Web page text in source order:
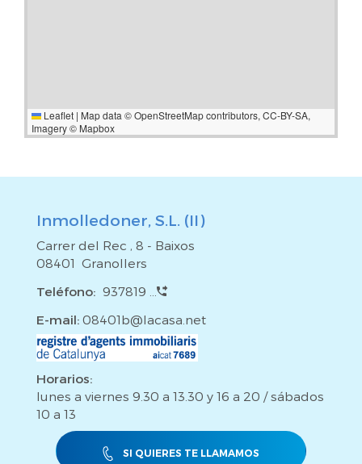
Leaflet | Map data ©OpenStreetMapcontributors, CC-BY-SA,
Imagery © Mapbox
Inmolledoner, S.L. (II)
Carrer del Rec , 8 - Baixos
08401 Granollers
Teléfono: 937819 ...
E-mail: 08401b@lacasa.net
Horarios:
lunes a viernes 9.30 a 13.30 y 16 a 20 / sábados
10 a 13
SI QUIERES TE LLAMAMOS